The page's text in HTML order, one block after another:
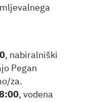
, nabiralniški
Pegan
za.
, vodena